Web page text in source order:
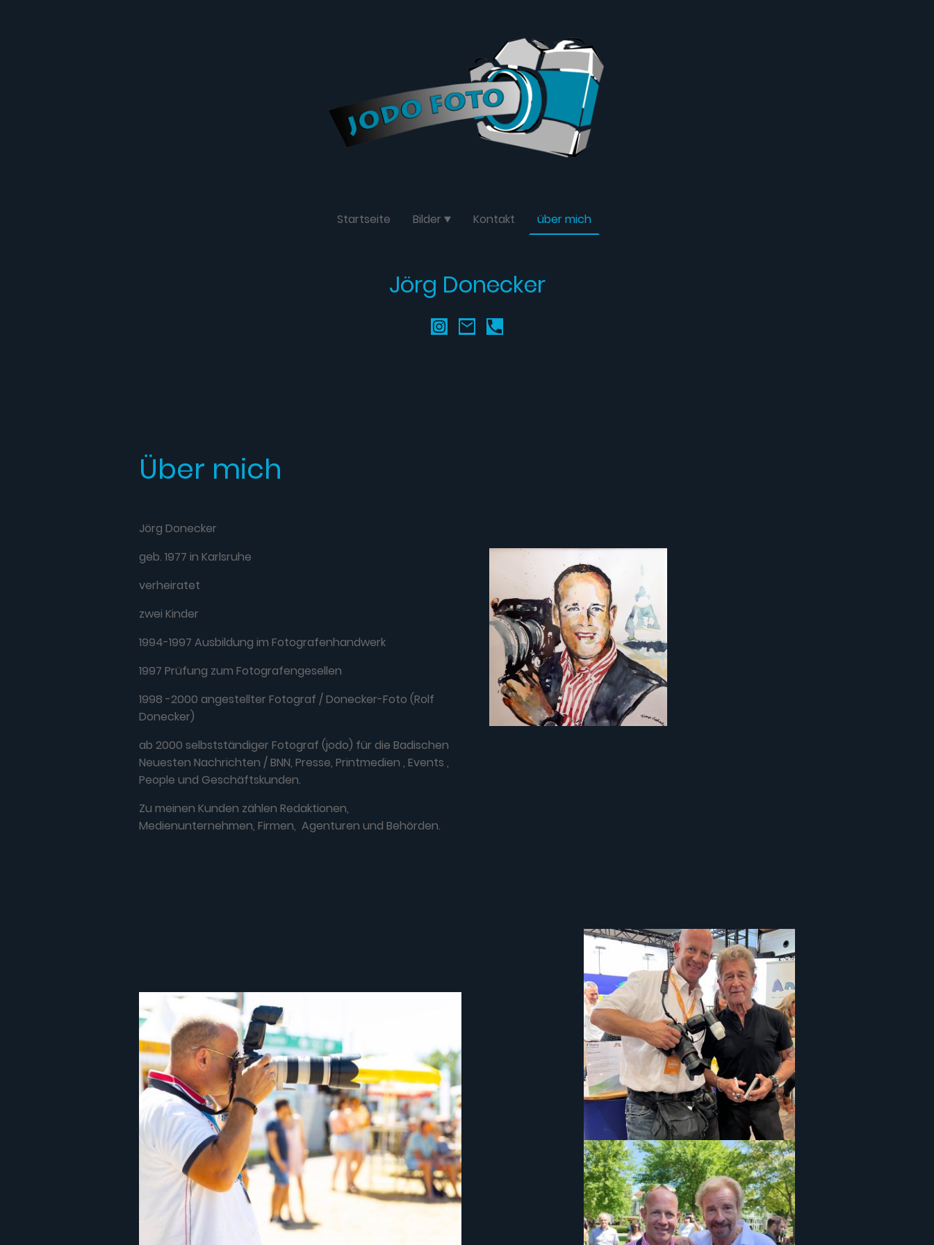
Startseite Bilder Kontakt über mich
Jörg Donecker
Über mich
Jörg Donecker
geb. 1977 in Karlsruhe
verheiratet
zwei Kinder
1994-1997 Ausbildung im Fotografenhandwerk
1997 Prüfung zum Fotografengesellen
1998 -2000 angestellter Fotograf / Donecker-Foto (Rolf
Donecker)
ab 2000 selbstständiger Fotograf (jodo) für die Badischen
Neuesten Nachrichten / BNN, Presse, Printmedien , Events ,
People und Geschäftskunden.
Zu meinen Kunden zählen Redaktionen,
Medienunternehmen, Firmen, Agenturen und Behörden.